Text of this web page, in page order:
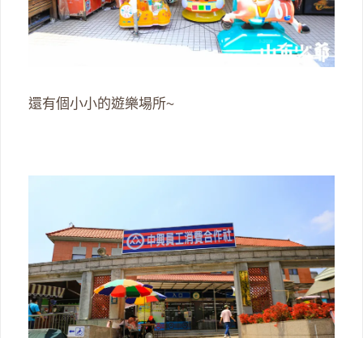
還有個小小的遊樂場所~